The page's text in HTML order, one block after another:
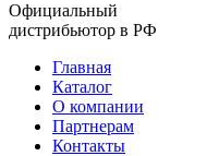
Официальный
дистрибьютор в РФ
Главная
Каталог
О компании
Партнерам
Контакты